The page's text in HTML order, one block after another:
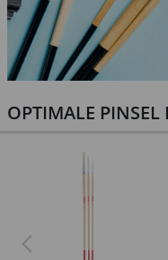
OPTIMALE